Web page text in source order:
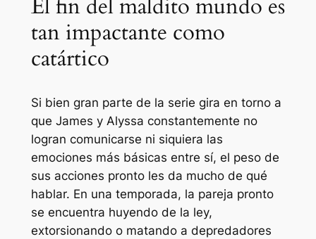
El fin del maldito mundo es
tan impactante como
catártico
Si bien gran parte de la serie gira en torno a
que James y Alyssa constantemente no
logran comunicarse ni siquiera las
emociones más básicas entre sí, el peso de
sus acciones pronto les da mucho de qué
hablar. En una temporada, la pareja pronto
se encuentra huyendo de la ley,
extorsionando o matando a depredadores